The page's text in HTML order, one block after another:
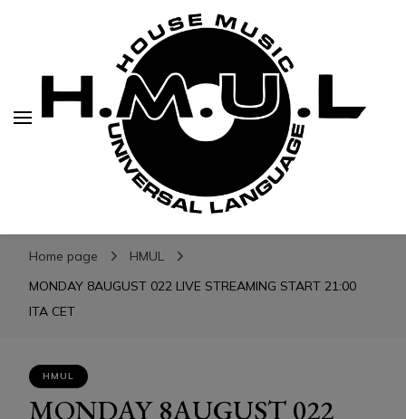
H.M.U.L.
H.M.U.L.
www.housemusicuniversallanguage.com
Home page
HMUL
MONDAY 8AUGUST 022 LIVE STREAMING START 21:00
ITA CET
HMUL
MONDAY 8AUGUST 022